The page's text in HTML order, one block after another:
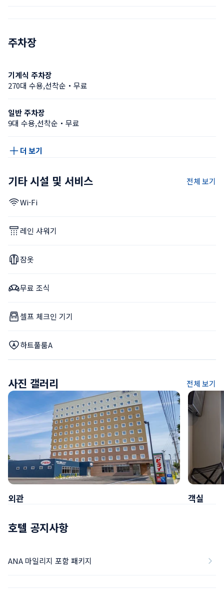
주차장
기계식 주차장
270대 수용,선착순・무료
일반 주차장
9대 수용,선착순・무료
더 보기
기타 시설 및 서비스 전체 보기
Wi-Fi
레인 샤워기
잠옷
무료 조식
셀프 체크인 기기
하트풀룸A
사진 갤러리 전체 보기
외관 객실
호텔 공지사항
ANA 마일리지 포함 패키지